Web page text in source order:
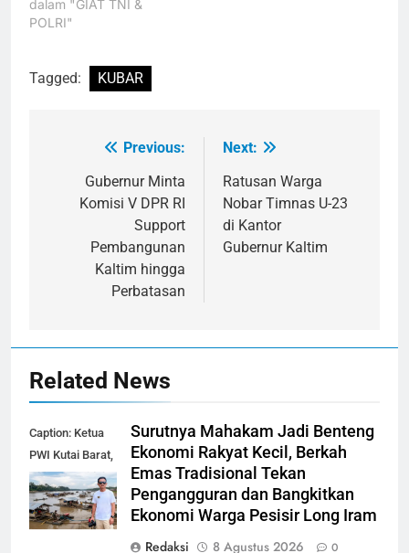
dalam "GIAT TNI &
POLRI"
Tagged: KUBAR
NavigasiPrevious:
Gubernur Minta
Komisi V DPR RI
Support
Pembangunan
Kaltim hingga
Perbatasan
Next:
Ratusan Warga
Nobar Timnas U-23
di Kantor
Gubernur Kaltim
Related News
Caption: Ketua
PWI Kutai Barat,
Alfian Nur (dok-
smk)
Surutnya Mahakam Jadi Benteng
Ekonomi Rakyat Kecil, Berkah
Emas Tradisional Tekan
Pengangguran dan Bangkitkan
Ekonomi Warga Pesisir Long Iram
Redaksi
8 Agustus 2026 0